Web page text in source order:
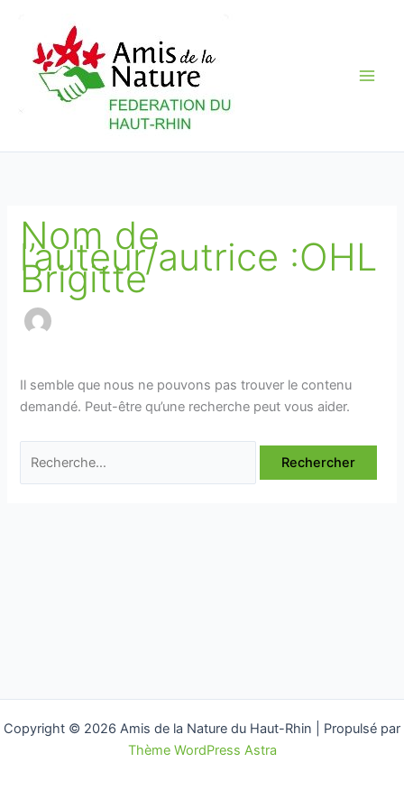
contenu
Nom de
l’auteur/autrice :OHL
Brigitte
Il semble que nous ne pouvons pas trouver le contenu
demandé. Peut-être qu’une recherche peut vous aider.
Copyright © 2026 Amis de la Nature du Haut-Rhin | Propulsé par
Thème WordPress Astra